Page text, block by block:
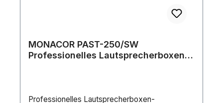
MONACOR PAST-250/SW
Professionelles Lautsprecherboxen-
Professionelles Lautsprecherboxen-